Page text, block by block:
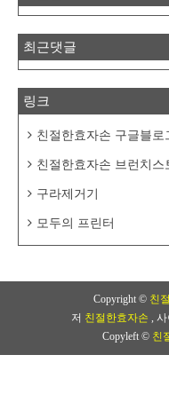
최근댓글
링크
친절한효자손 구글블로
친절한효자손 브런치스
구라제거기
모두의 프린터
Copyright © 친
저 친절한효자손 ,
Copyleft © 친